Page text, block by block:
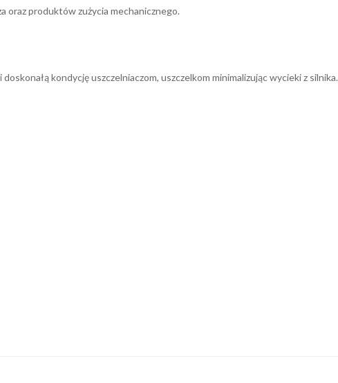
oraz produktów zużycia mechanicznego.
kondycję uszczelniaczom, uszczelkom minimalizując wycieki z silnika.